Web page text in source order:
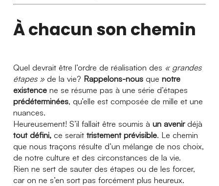
À chacun son chemin
Quel devrait être l’ordre de réalisation des « grandes
étapes »de la vie? Rappelons-nous que notre
existencene se résume pas à une série d’étapes
prédéterminées, qu’elle est composée de mille et une
nuances.
Heureusement! S’il fallait être soumis à un avenirdéjà
tout défini, ce seraittristement prévisible. Le chemin
que nous traçons résulte d’un mélange de nos choix,
de notre culture et des circonstances de la vie.
Rien ne sert de sauter des étapes ou de les forcer,
car on ne s’en sort pas forcément plus heureux.